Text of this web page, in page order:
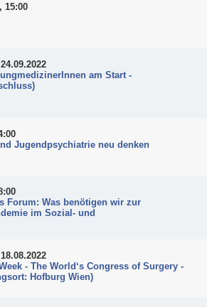
15:00
am Start -
Jugendpsychiatrie neu denken
Forum: Was benötigen wir zur
im Sozial- und
- The World‘s Congress of Surgery -
Hofburg Wien)